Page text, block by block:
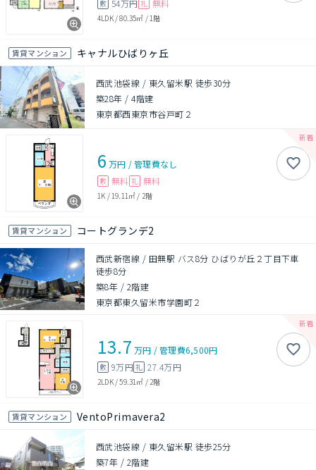
敷 54万円 礼 無料
4LDK/80.35㎡ / 1階
賃貸マンション キャナルひばりヶ丘
西武池袋線 / 東久留米駅 徒歩30分
築28年 /4階建
東京都西東京市谷戸町２
6 万円 /管理費なし
敷 無料 礼 無料
1K / 19.11㎡ / 2階
賃貸マンション コートグランデ2
西武新宿線 / 田無駅 バス8分 ひばりが丘２丁目下車
徒歩8分
築8年 / 2階建
東京都東久留米市学園町２
13.7 万円 /管理費6,500円
敷 9万円礼 27.4万円
2LDK/59.31㎡ / 2階
賃貸マンション VentoPrimavera2
西武池袋線 / 東久留米駅 徒歩25分
築7年 / 2階建